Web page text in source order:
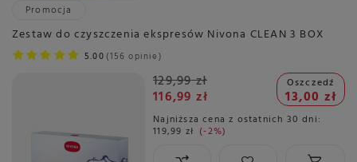
Promocja
Zestaw do czyszczenia ekspresów Nivona CLEAN 3 BOX
5.00 156 opinie
129,99 zł
116,99 zł
Oszczedź
13,00 zł
Najniższa cena z ostatnich 30 dni:
119,99 zł -2%